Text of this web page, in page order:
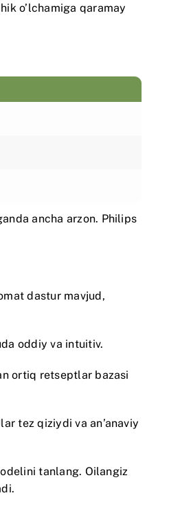
o’lchamiga qaramay
ancha arzon. Philips
dastur mavjud,
oddiy va intuitiv.
ortiq retseptlar bazasi
tez qiziydi va an’anaviy
tanlang. Oilangiz